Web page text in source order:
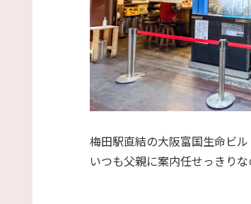
梅田駅直結の大阪富国生命ビ
いつも父親に案内任せっきり